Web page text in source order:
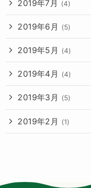
2019年7月 (4)
2019年6月 (5)
2019年5月 (4)
2019年4月 (4)
2019年3月 (5)
2019年2月 (1)